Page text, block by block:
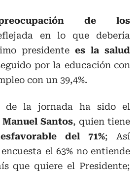
de los
en lo que debería
presidente es la salud
por la educación con
con un 39,4%.
de la jornada ha sido el
Santos, quien tiene
del 71%; Así
el 63% no entiende
que quiere el Presidente;